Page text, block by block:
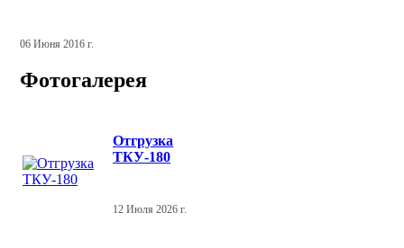
06 Июня 2016 г.
Фотогалерея
Отгрузка
ТКУ-180
12 Июля 2026 г.